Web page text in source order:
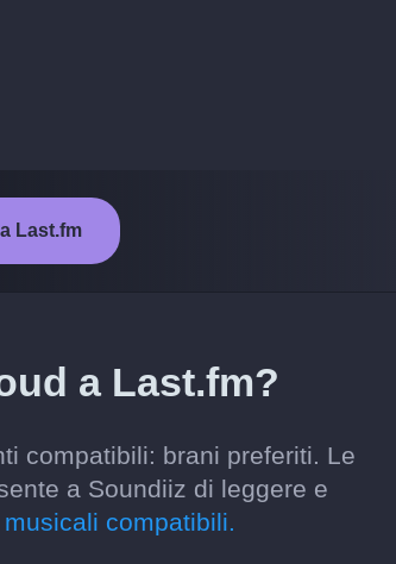
Last.fm
a Last.fm?
compatibili: brani preferiti. Le
a Soundiiz di leggere e
compatibili.